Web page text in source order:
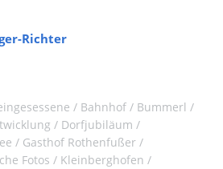
Richter
Bahnhof
Bummerl
Dorfjubiläum
Gasthof Rothenfußer
Fotos
Kleinberghofen